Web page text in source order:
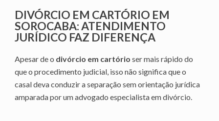
DIVÓRCIO EM CARTÓRIO EM
SOROCABA: ATENDIMENTO
JURÍDICO FAZ DIFERENÇA
Apesar de o divórcio em cartório ser mais rápido do
que o procedimento judicial, isso não significa que o
casal deva conduzir a separação sem orientação jurídica
amparada por um advogado especialista em divórcio.